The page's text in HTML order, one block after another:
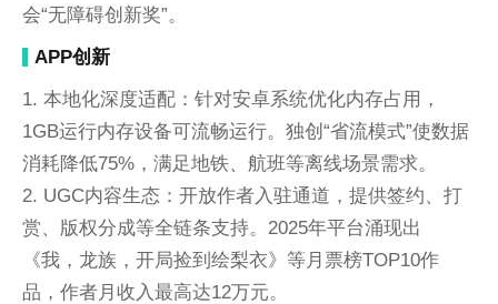
会“无障碍创新奖”。
APP创新
1. 本地化深度适配：针对安卓系统优化内存占用，
1GB运行内存设备可流畅运行。独创“省流模式”使数据
消耗降低75%，满足地铁、航班等离线场景需求。
2. UGC内容生态：开放作者入驻通道，提供签约、打
赏、版权分成等全链条支持。2025年平台涌现出
《我，龙族，开局捡到绘梨衣》等月票榜TOP10作
品，作者月收入最高达12万元。